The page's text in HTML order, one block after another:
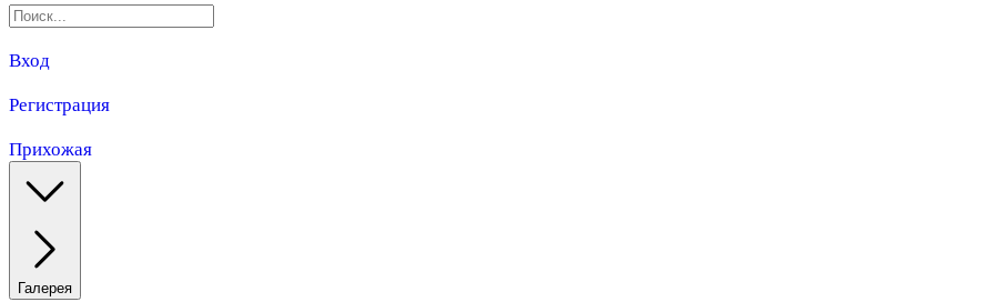
Вход
Регистрация
Прихожая
Галерея